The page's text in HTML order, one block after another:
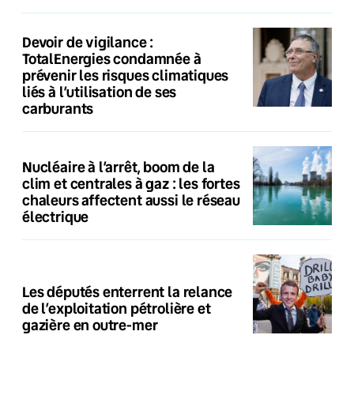
Devoir de vigilance :
TotalEnergies condamnée à
prévenir les risques climatiques
liés à l’utilisation de ses
carburants
Nucléaire à l’arrêt, boom de la
clim et centrales à gaz : les fortes
chaleurs affectent aussi le réseau
électrique
Les députés enterrent la relance
de l’exploitation pétrolière et
gazière en outre-mer